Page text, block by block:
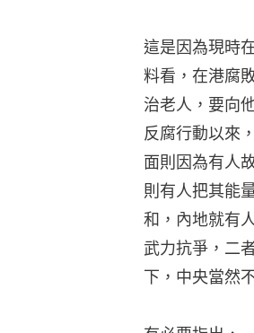
這是因為現時
料看，在港腐
治老人，要向
反腐行動以來
面則因為有人
則有人把其能
和，內地就有
武力抗爭，二
下，中央當然